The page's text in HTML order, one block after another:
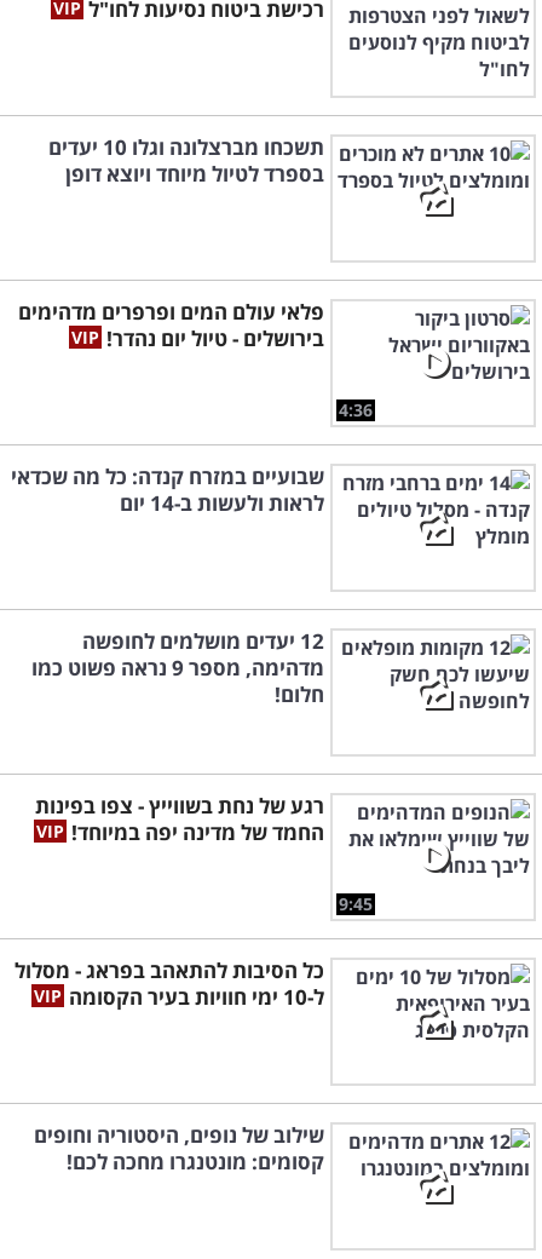
רכישת ביטוח נסיעות לחו"ל
תשכחו מברצלונה וגלו 10 יעדים
בספרד לטיול מיוחד ויוצא דופן
4:36
פלאי עולם המים ופרפרים מדהימים
בירושלים - טיול יום נהדר!
שבועיים במזרח קנדה: כל מה שכדאי
לראות ולעשות ב-14 יום
12 יעדים מושלמים לחופשה
מדהימה, מספר 9 נראה פשוט כמו
חלום!
9:45
רגע של נחת בשווייץ - צפו בפינות
החמד של מדינה יפה במיוחד!
כל הסיבות להתאהב בפראג - מסלול
ל-10 ימי חוויות בעיר הקסומה
שילוב של נופים, היסטוריה וחופים
קסומים: מונטנגרו מחכה לכם!